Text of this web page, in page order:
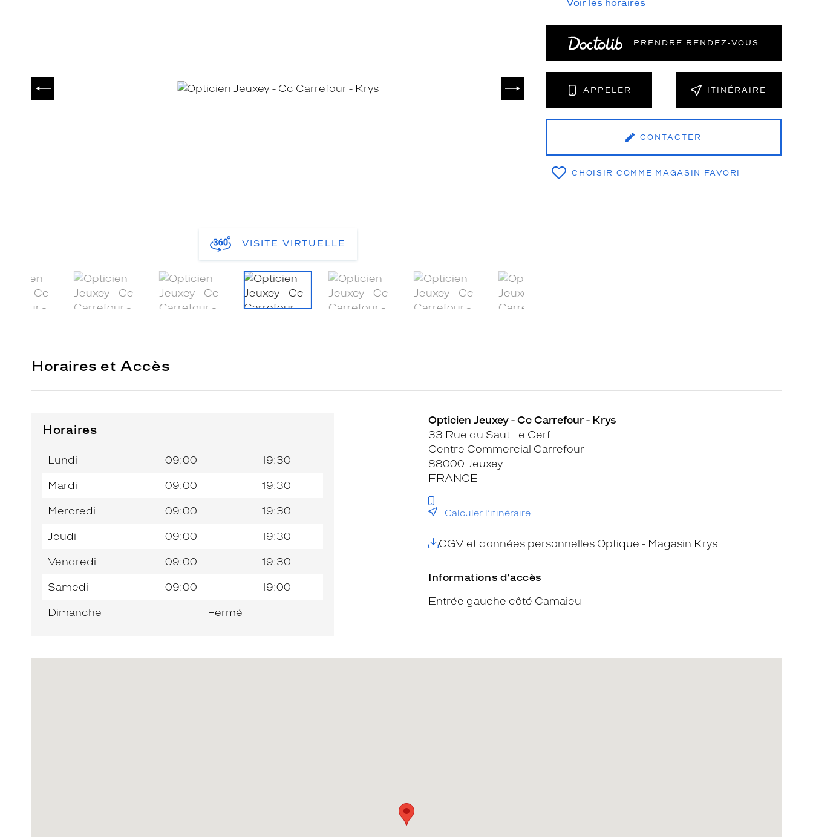
VISITE VIRTUELLE
Voir les horaires
PRENDRE RENDEZ‑VOUS
APPELER ITINÉRAIRE
CONTACTER
CHOISIR COMME MAGASIN FAVORI
Horaires et Accès
Horaires
Jour de
semaine
Horaires
l’après-
Lundi 09:00 19:30
Mardi 09:00 19:30
Mercredi 09:00 19:30
Jeudi 09:00 19:30
Vendredi 09:00 19:30
Samedi 09:00 19:00
Dimanche Fermé
Opticien Jeuxey - Cc Carrefour - Krys
33 Rue du Saut Le Cerf
Centre Commercial Carrefour
88000 Jeuxey
FRANCE
Calculer l’itinéraire
CGV et données personnelles Optique - Magasin Krys
Informations d’accès
Entrée gauche côté Camaieu